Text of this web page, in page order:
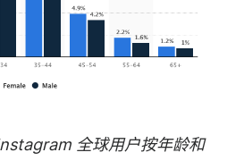
全球用户按年龄和